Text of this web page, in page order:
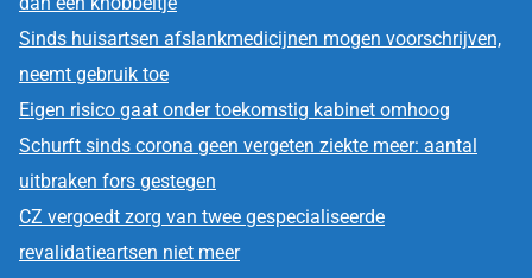
Sinds huisartsen afslankmedicijnen mogen voorschrijven,
neemt gebruik toe
Eigen risico gaat onder toekomstig kabinet omhoog
Schurft sinds corona geen vergeten ziekte meer: aantal
uitbraken fors gestegen
CZ vergoedt zorg van twee gespecialiseerde
revalidatieartsen niet meer